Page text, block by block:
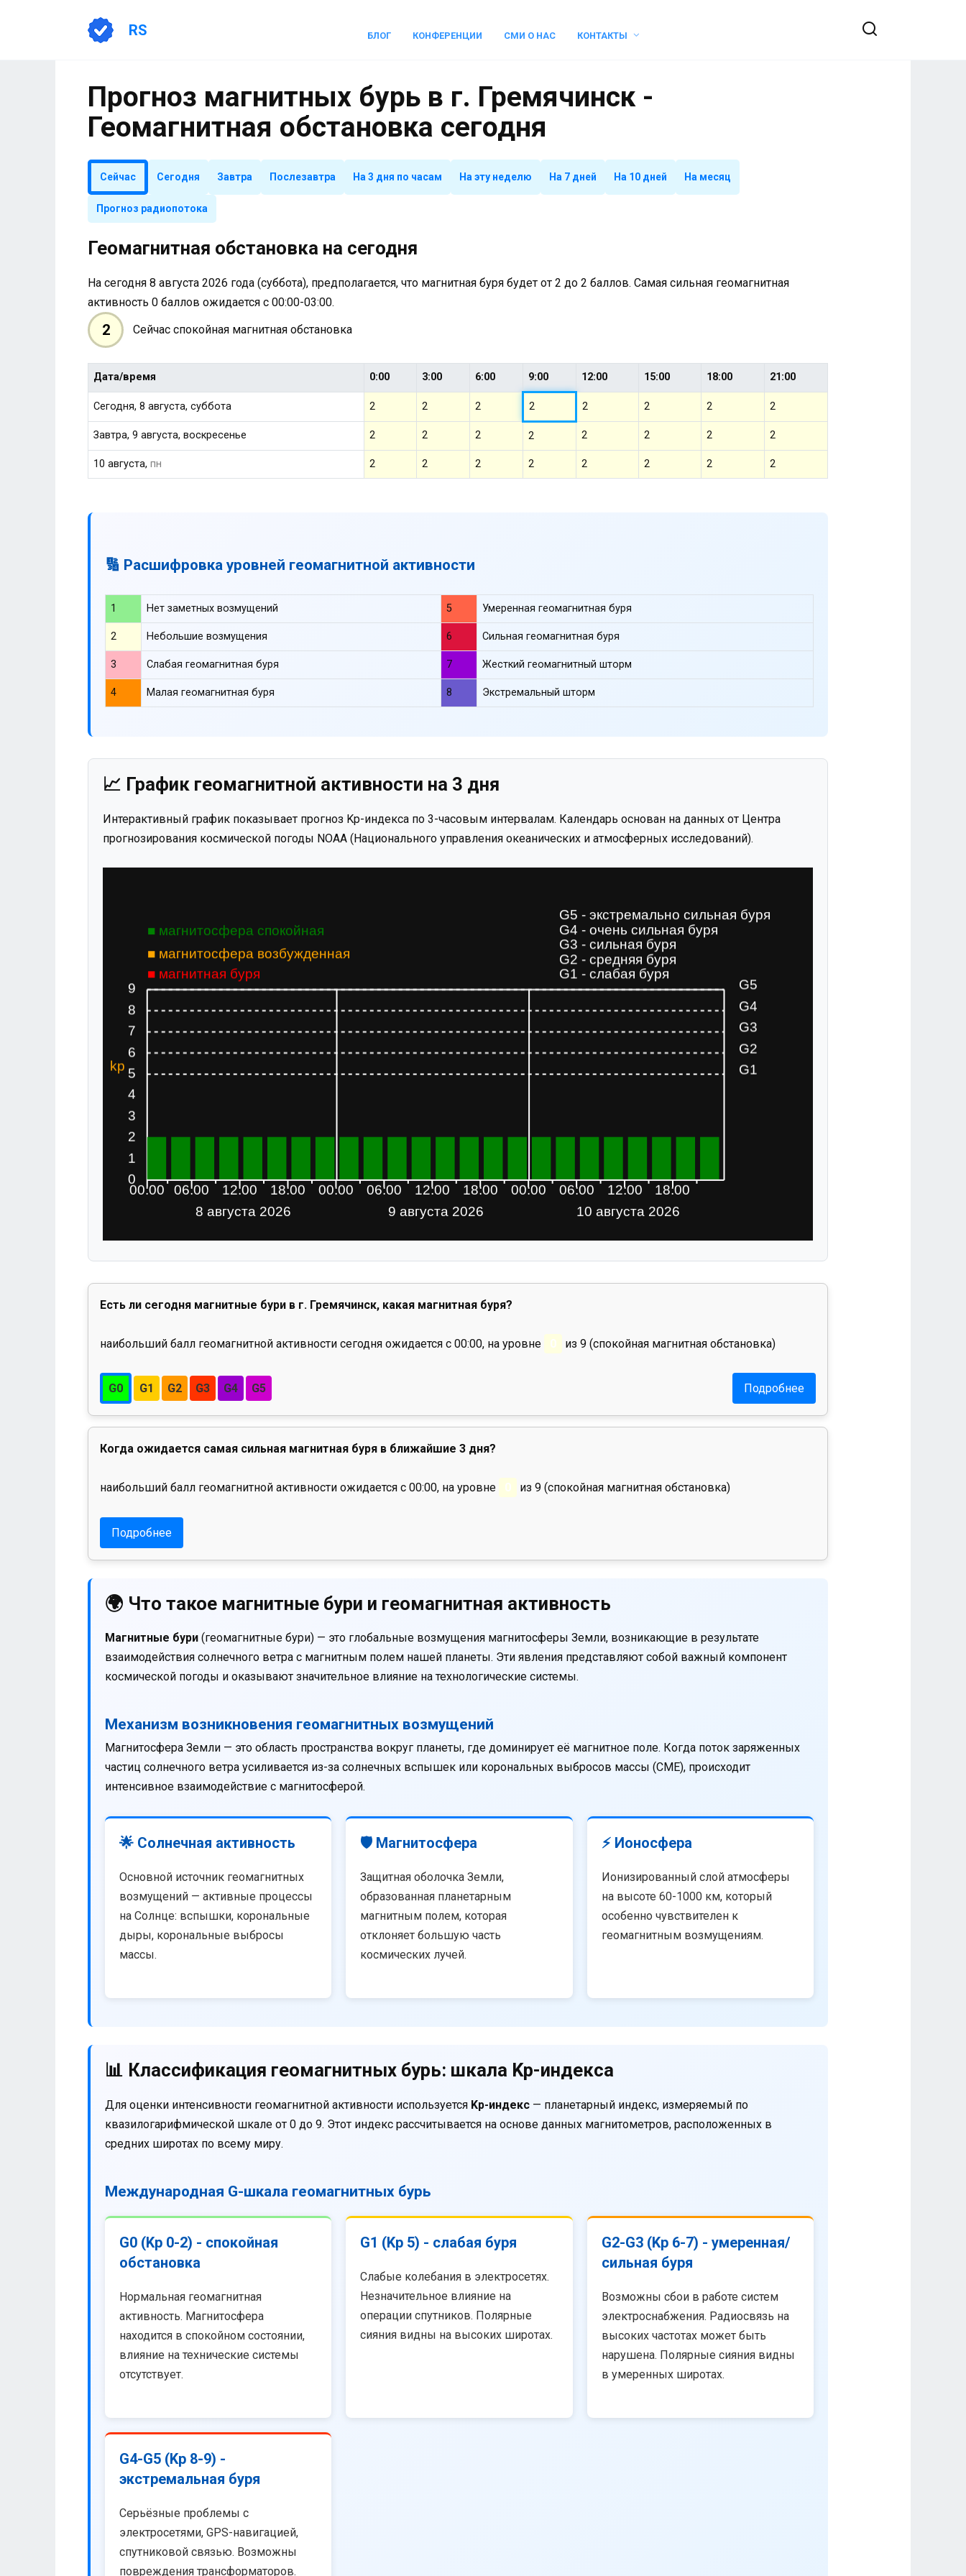
RS БЛОГ КОНФЕРЕНЦИИ СМИ О НАС КОНТАКТЫ
Прогноз магнитных бурь в г. Гремячинск -
Геомагнитная обстановка сегодня
Сейчас Сегодня Завтра Послезавтра На 3 дня по часам На эту неделю На 7 дней На 10 дней На месяц
Прогноз радиопотока
Геомагнитная обстановка на сегодня
На сегодня 8 августа 2026 года (суббота), предполагается, что магнитная буря будет от 2 до 2 баллов. Самая сильная геомагнитная
активность 0 баллов ожидается с 00:00-03:00.
2 Сейчас спокойная магнитная обстановка
Дата/время 0:00 3:00 6:00 9:00 12:00 15:00 18:00 21:00
Сегодня, 8 августа, суббота 2 2 2 2 2 2 2 2
Завтра, 9 августа, воскресенье 2 2 2 2 2 2 2 2
10 августа,пн 2 2 2 2 2 2 2 2
🔢 Расшифровка уровней геомагнитной активности
1 Нет заметных возмущений 5 Умеренная геомагнитная буря
2 Небольшие возмущения 6 Сильная геомагнитная буря
3 Слабая геомагнитная буря 7 Жесткий геомагнитный шторм
4 Малая геомагнитная буря 8 Экстремальный шторм
📈 График геомагнитной активности на 3 дня
Интерактивный график показывает прогноз Kp-индекса по 3-часовым интервалам. Календарь основан на данных от Центра
прогнозирования космической погоды NOAA (Национального управления океанических и атмосферных исследований).
Есть ли сегодня магнитные бури в г. Гремячинск, какая магнитная буря?
наибольший балл геомагнитной активности сегодня ожидается с 00:00, на уровне 0 из 9 (спокойная магнитная обстановка)
G0 G1 G2 G3 G4 G5 Подробнее
Когда ожидается самая сильная магнитная буря в ближайшие 3 дня?
наибольший балл геомагнитной активности ожидается с 00:00, на уровне 0 из 9 (спокойная магнитная обстановка)
Подробнее
🌍 Что такое магнитные бури и геомагнитная активность
Магнитные бури (геомагнитные бури) — это глобальные возмущения магнитосферы Земли, возникающие в результате
взаимодействия солнечного ветра с магнитным полем нашей планеты. Эти явления представляют собой важный компонент
космической погоды и оказывают значительное влияние на технологические системы.
Механизм возникновения геомагнитных возмущений
Магнитосфера Земли — это область пространства вокруг планеты, где доминирует её магнитное поле. Когда поток заряженных
частиц солнечного ветра усиливается из-за солнечных вспышек или корональных выбросов массы (CME), происходит
интенсивное взаимодействие с магнитосферой.
🌟 Солнечная активность
Основной источник геомагнитных
возмущений — активные процессы
на Солнце: вспышки, корональные
дыры, корональные выбросы
массы.
🛡️ Магнитосфера
Защитная оболочка Земли,
образованная планетарным
магнитным полем, которая
отклоняет большую часть
космических лучей.
⚡ Ионосфера
Ионизированный слой атмосферы
на высоте 60-1000 км, который
особенно чувствителен к
геомагнитным возмущениям.
📊 Классификация геомагнитных бурь: шкала Kp-индекса
Для оценки интенсивности геомагнитной активности используется Kp-индекс — планетарный индекс, измеряемый по
квазилогарифмической шкале от 0 до 9. Этот индекс рассчитывается на основе данных магнитометров, расположенных в
средних широтах по всему миру.
Международная G-шкала геомагнитных бурь
G0 (Kp 0-2) - спокойная
обстановка
Нормальная геомагнитная
активность. Магнитосфера
находится в спокойном состоянии,
влияние на технические системы
отсутствует.
G1 (Kp 5) - слабая буря
Слабые колебания в электросетях.
Незначительное влияние на
операции спутников. Полярные
сияния видны на высоких широтах.
G2-G3 (Kp 6-7) - умеренная/
сильная буря
Возможны сбои в работе систем
электроснабжения. Радиосвязь на
высоких частотах может быть
нарушена. Полярные сияния видны
в умеренных широтах.
G4-G5 (Kp 8-9) -
экстремальная буря
Серьёзные проблемы с
электросетями, GPS-навигацией,
спутниковой связью. Возможны
повреждения трансформаторов.